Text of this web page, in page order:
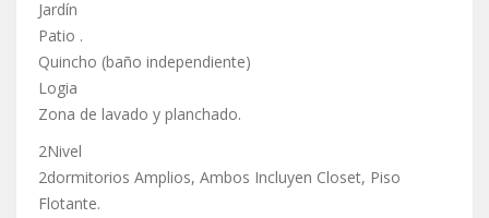
Jardín
Patio .
Quincho (baño independiente)
Logia
Zona de lavado y planchado.
2Nivel
2dormitorios Amplios, Ambos Incluyen Closet, Piso
Flotante.